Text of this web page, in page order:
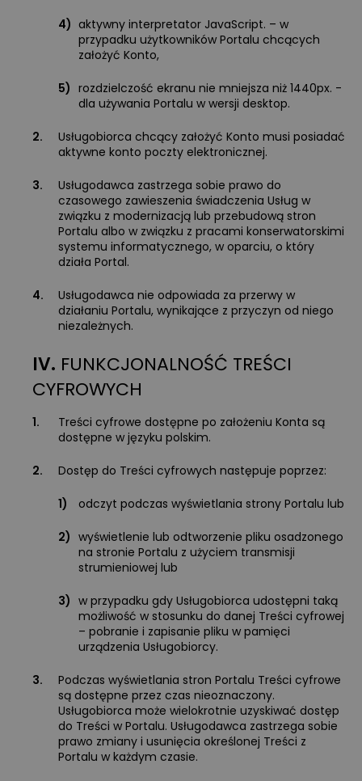
4) aktywny interpretator JavaScript. – w
przypadku użytkowników Portalu chcących
założyć Konto,
5) rozdzielczość ekranu nie mniejsza niż 1440px. -
dla używania Portalu w wersji desktop.
2.
Usługobiorca chcący założyć Konto musi posiadać
aktywne konto poczty elektronicznej.
3.
Usługodawca zastrzega sobie prawo do
czasowego zawieszenia świadczenia Usług w
związku z modernizacją lub przebudową stron
Portalu albo w związku z pracami konserwatorskimi
systemu informatycznego, w oparciu, o który
działa Portal.
4.
Usługodawca nie odpowiada za przerwy w
działaniu Portalu, wynikające z przyczyn od niego
niezależnych.
IV. FUNKCJONALNOŚĆ TREŚCI
CYFROWYCH
1.
Treści cyfrowe dostępne po założeniu Konta są
dostępne w języku polskim.
2. Dostęp do Treści cyfrowych następuje poprzez:
1) odczyt podczas wyświetlania strony Portalu lub
2) wyświetlenie lub odtworzenie pliku osadzonego
na stronie Portalu z użyciem transmisji
strumieniowej lub
3) w przypadku gdy Usługobiorca udostępni taką
możliwość w stosunku do danej Treści cyfrowej
– pobranie i zapisanie pliku w pamięci
urządzenia Usługobiorcy.
3.
Podczas wyświetlania stron Portalu Treści cyfrowe
są dostępne przez czas nieoznaczony.
Usługobiorca może wielokrotnie uzyskiwać dostęp
do Treści w Portalu. Usługodawca zastrzega sobie
prawo zmiany i usunięcia określonej Treści z
Portalu w każdym czasie.